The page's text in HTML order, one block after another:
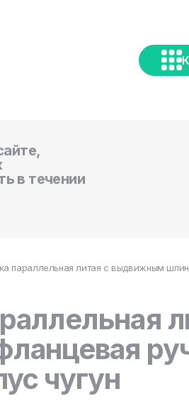
в течении
параллельная литая с выдвижным
чугун